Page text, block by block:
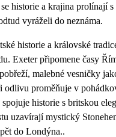
historie a krajina prolínají
vyráželi do neznáma.
historie a královské
Exeter připomene časy
malebné vesničky
odlivu proměňuje v
historie s britskou
uzavírají mystický
do Londýna..